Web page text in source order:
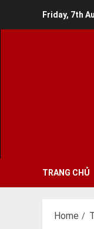
Friday, 7th
TRANG CHỦ
Home